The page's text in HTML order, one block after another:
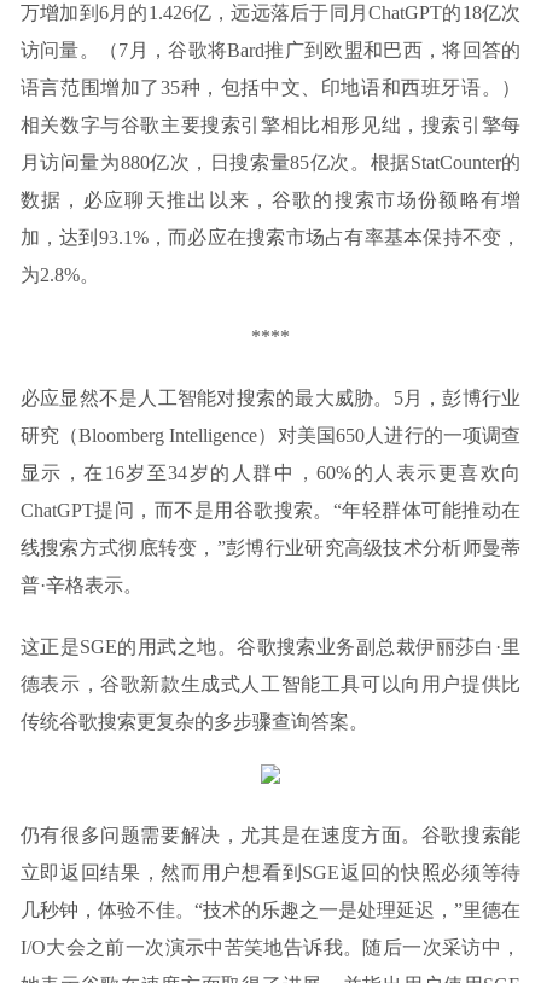
万增加到6月的1.426亿，远远落后于同月ChatGPT的18亿次
访问量。（7月，谷歌将Bard推广到欧盟和巴西，将回答的
语言范围增加了35种，包括中文、印地语和西班牙语。）
相关数字与谷歌主要搜索引擎相比相形见绌，搜索引擎每
月访问量为880亿次，日搜索量85亿次。根据StatCounter的
数据，必应聊天推出以来，谷歌的搜索市场份额略有增
加，达到93.1%，而必应在搜索市场占有率基本保持不变，
为2.8%。
****
必应显然不是人工智能对搜索的最大威胁。5月，彭博行业
研究（Bloomberg Intelligence）对美国650人进行的一项调查
显示，在16岁至34岁的人群中，60%的人表示更喜欢向
ChatGPT提问，而不是用谷歌搜索。“年轻群体可能推动在
线搜索方式彻底转变，”彭博行业研究高级技术分析师曼蒂
普·辛格表示。
这正是SGE的用武之地。谷歌搜索业务副总裁伊丽莎白·里
德表示，谷歌新款生成式人工智能工具可以向用户提供比
传统谷歌搜索更复杂的多步骤查询答案。
仍有很多问题需要解决，尤其是在速度方面。谷歌搜索能
立即返回结果，然而用户想看到SGE返回的快照必须等待
几秒钟，体验不佳。“技术的乐趣之一是处理延迟，”里德在
I/O大会之前一次演示中苦笑地告诉我。随后一次采访中，